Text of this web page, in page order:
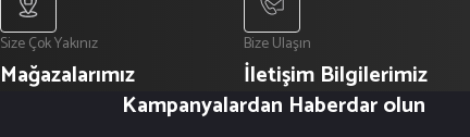
Size Çok Yakınız
Mağazalarımız
Bize Ulaşın
İletişim Bilgilerimiz
Kampanyalardan Haberdar olun